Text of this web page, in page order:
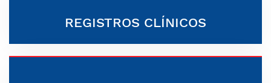
REGISTROS CLÍNICOS